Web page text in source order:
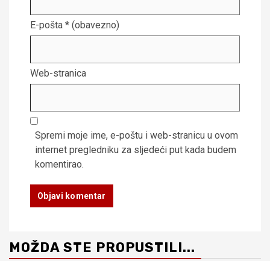
E-pošta * (obavezno)
Web-stranica
Spremi moje ime, e-poštu i web-stranicu u ovom
internet pregledniku za sljedeći put kada budem
komentirao.
MOŽDA STE PROPUSTILI...